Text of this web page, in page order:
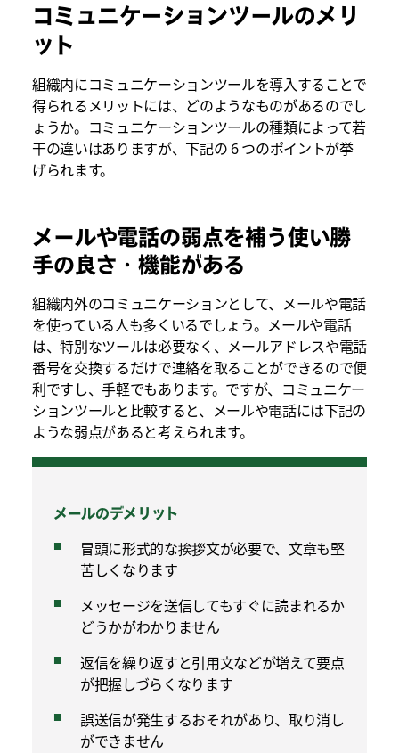
コミュニケーションツールのメリ
ット
組織内にコミュニケーションツールを導入することで
得られるメリットには、どのようなものがあるのでし
ょうか。コミュニケーションツールの種類によって若
干の違いはありますが、下記の 6 つのポイントが挙
げられます。
メールや電話の弱点を補う使い勝
手の良さ・機能がある
組織内外のコミュニケーションとして、メールや電話
を使っている人も多くいるでしょう。メールや電話
は、特別なツールは必要なく、メールアドレスや電話
番号を交換するだけで連絡を取ることができるので便
利ですし、手軽でもあります。ですが、コミュニケー
ションツールと比較すると、メールや電話には下記の
ような弱点があると考えられます。
メールのデメリット
冒頭に形式的な挨拶文が必要で、文章も堅
苦しくなります
メッセージを送信してもすぐに読まれるか
どうかがわかりません
返信を繰り返すと引用文などが増えて要点
が把握しづらくなります
誤送信が発生するおそれがあり、取り消し
ができません